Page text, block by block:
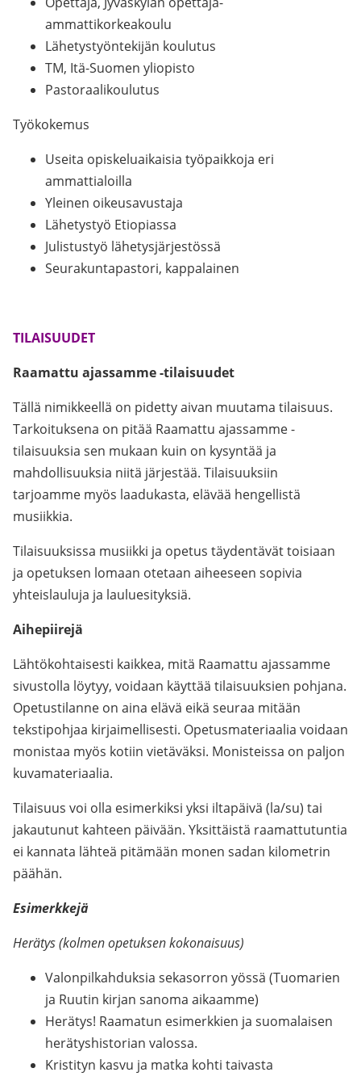
ammattikorkeakoulu
Lähetystyöntekijän koulutus
TM, Itä-Suomen yliopisto
Pastoraalikoulutus
Työkokemus
Useita opiskeluaikaisia työpaikkoja eri
ammattialoilla
Yleinen oikeusavustaja
Lähetystyö Etiopiassa
Julistustyö lähetysjärjestössä
Seurakuntapastori, kappalainen
TILAISUUDET
Raamattu ajassamme -tilaisuudet
Tällä nimikkeellä on pidetty aivan muutama tilaisuus.
Tarkoituksena on pitää Raamattu ajassamme -
tilaisuuksia sen mukaan kuin on kysyntää ja
mahdollisuuksia niitä järjestää. Tilaisuuksiin
tarjoamme myös laadukasta, elävää hengellistä
musiikkia.
Tilaisuuksissa musiikki ja opetus täydentävät toisiaan
ja opetuksen lomaan otetaan aiheeseen sopivia
yhteislauluja ja lauluesityksiä.
Aihepiirejä
Lähtökohtaisesti kaikkea, mitä Raamattu ajassamme
sivustolla löytyy, voidaan käyttää tilaisuuksien pohjana.
Opetustilanne on aina elävä eikä seuraa mitään
tekstipohjaa kirjaimellisesti. Opetusmateriaalia voidaan
monistaa myös kotiin vietäväksi. Monisteissa on paljon
kuvamateriaalia.
Tilaisuus voi olla esimerkiksi yksi iltapäivä (la/su) tai
jakautunut kahteen päivään. Yksittäistä raamattutuntia
ei kannata lähteä pitämään monen sadan kilometrin
päähän.
Esimerkkejä
Herätys (kolmen opetuksen kokonaisuus)
Valonpilkahduksia sekasorron yössä (Tuomarien
ja Ruutin kirjan sanoma aikaamme)
Herätys! Raamatun esimerkkien ja suomalaisen
herätyshistorian valossa.
Kristityn kasvu ja matka kohti taivasta